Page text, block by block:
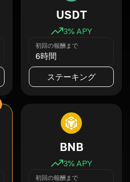
USDT
3% APY
初回の報酬まで
6時間
ステーキング
BNB
3% APY
初回の報酬まで